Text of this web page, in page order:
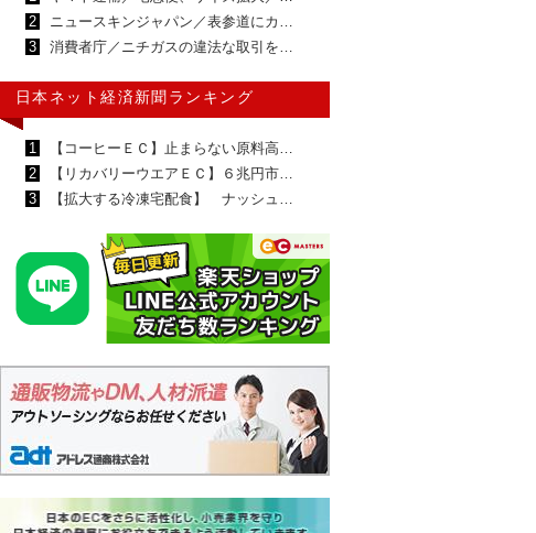
2
ニュースキンジャパン／表参道にカ…
3
消費者庁／ニチガスの違法な取引を…
日本ネット経済新聞ランキング
1
【コーヒーＥＣ】止まらない原料高…
2
【リカバリーウエアＥＣ】６兆円市…
3
【拡大する冷凍宅配食】 ナッシュ…